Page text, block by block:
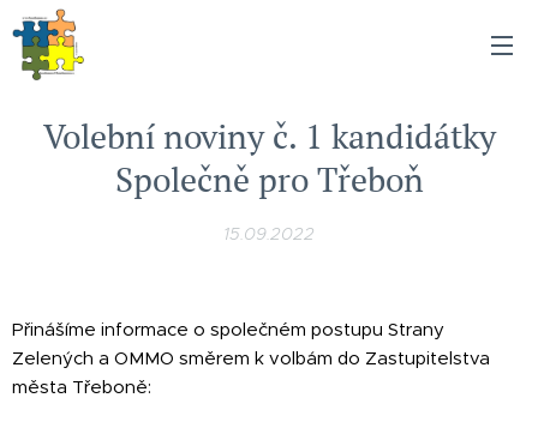
Volební noviny č. 1 kandidátky
Společně pro Třeboň
15.09.2022
Přinášíme informace o společném postupu Strany
Zelených a OMMO směrem k volbám do Zastupitelstva
města Třeboně: